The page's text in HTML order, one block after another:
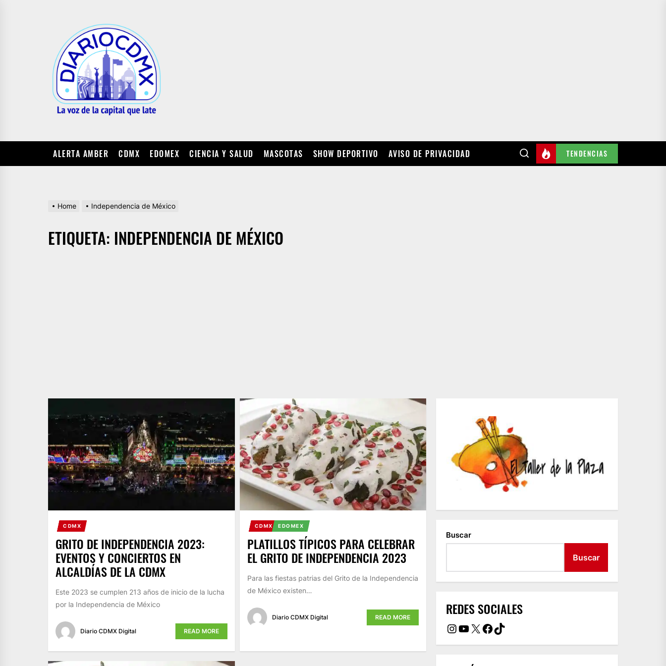
ALERTA AMBER CDMX EDOMEX CIENCIA Y SALUD MASCOTAS SHOW DEPORTIVO AVISO DE PRIVACIDAD TENDENCIAS
Home Independencia de México
ETIQUETA: INDEPENDENCIA DE MÉXICO
CDMX
GRITO DE INDEPENDENCIA 2023:
EVENTOS Y CONCIERTOS EN
ALCALDÍAS DE LA CDMX
Este 2023 se cumplen 213 años de inicio de la lucha
por la Independencia de México
Diario CDMX Digital READ MORE
CDMX EDOMEX
PLATILLOS TÍPICOS PARA CELEBRAR
EL GRITO DE INDEPENDENCIA 2023
Para las fiestas patrias del Grito de la Independencia
de México existen…
Diario CDMX Digital READ MORE
Buscar
Buscar
REDES SOCIALES
Instagram
YouTube
X Facebook
TikTok